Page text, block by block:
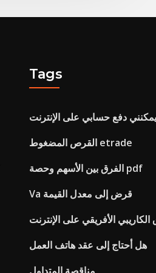
Tags
دفع حسابي على الإنترنت
القرص المضغوط etrade
الفرق بين الأسهم وحصة pdf
Va قرض إلى معدل القيمة
الأفريقي على الإنترنت
هل أحتاج إلى عقد هاتف العمل